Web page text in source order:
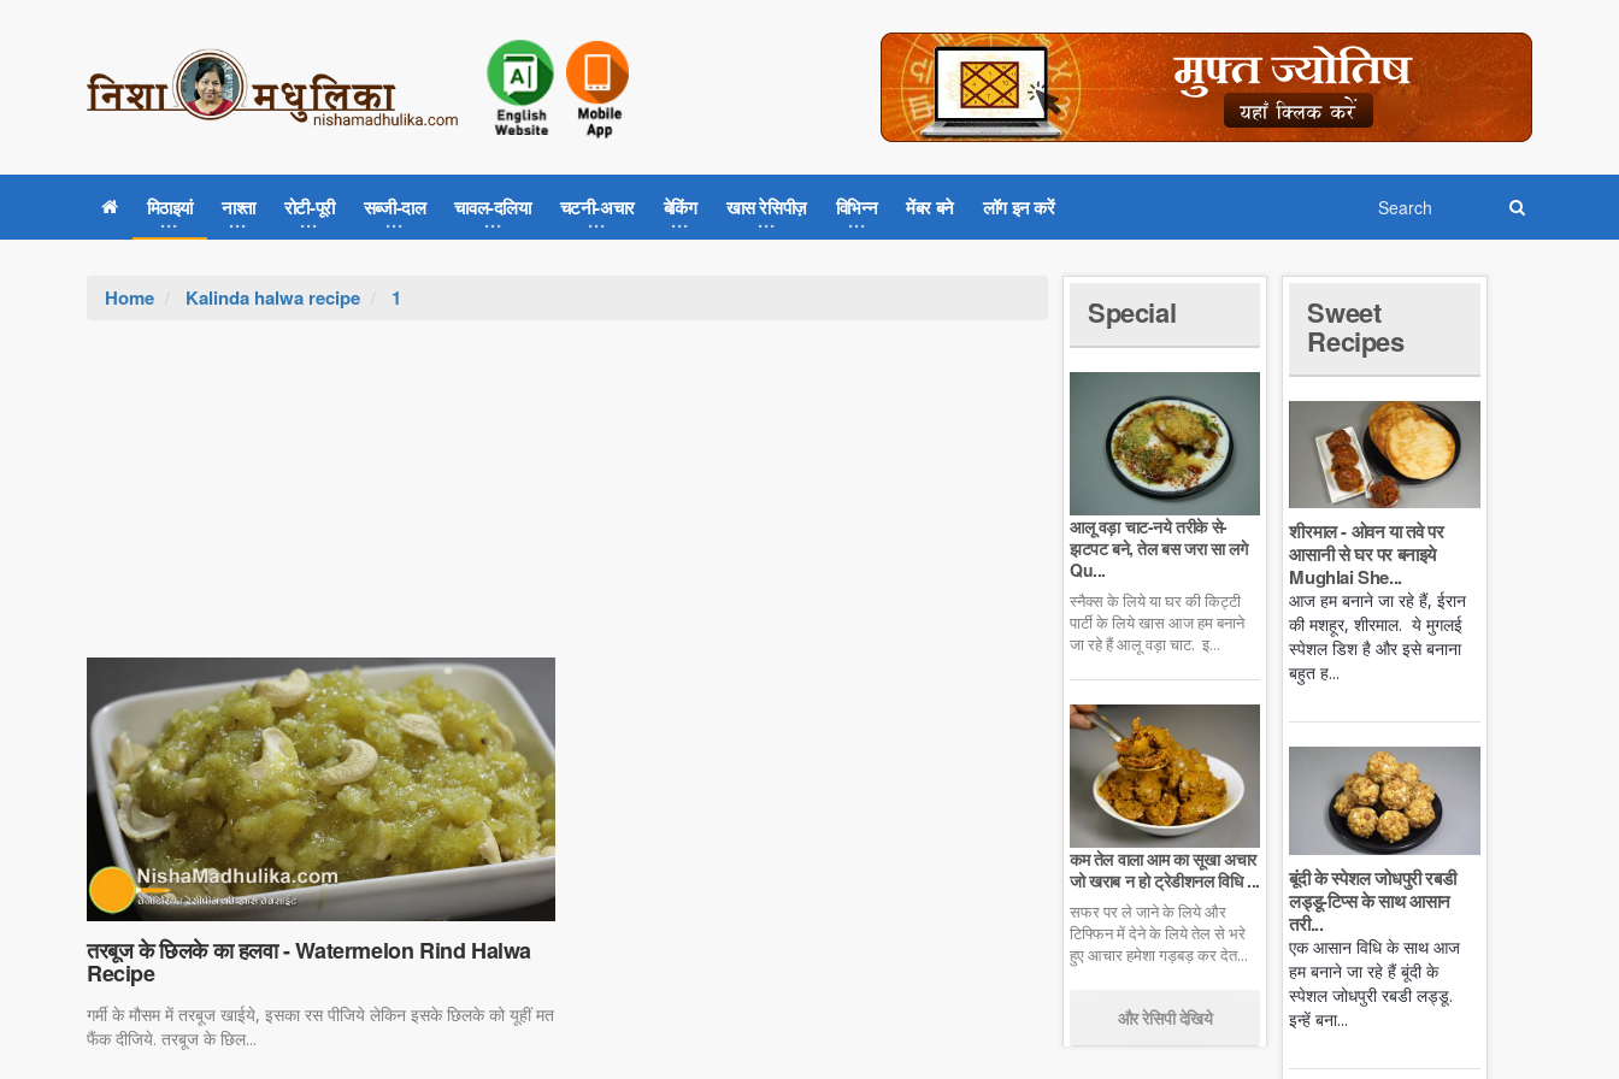
मिठाइयां नाश्ता रोटी-पूरी सब्जी-दाल चावल-दलिया चटनी-अचार बेकिंग खास रेसिपीज़ विभिन्न मेंबर बने लॉग इन करें
Home Kalinda halwa recipe 1
तरबूज के छिलके का हलवा - Watermelon Rind Halwa
Recipe
गर्मी के मौसम में तरबूज खाईये, इसका रस पीजिये लेकिन इसके छिलके को यूहीं मत
फैंक दीजिये. तरबूज के छिल...
Special
आलू वड़ा चाट-नये तरीके से-
झटपट बने, तेल बस जरा सा लगे
Qu...
स्नैक्स के लिये या घर की किट्टी
पार्टी के लिये खास आज हम बनाने
जा रहे हैं आलू वड़ा चाट. इ...
कम तेल वाला आम का सूखा अचार
जो खराब न हो ट्रेडीशनल विधि ...
सफर पर ले जाने के लिये और
टिफ्फिन में देने के लिये तेल से भरे
हुए आचार हमेशा गड़बड़ कर देत...
और रेसिपी देखिये
Sweet
Recipes
शीरमाल - ओवन या तवे पर
आसानी से घर पर बनाइये
Mughlai She...
आज हम बनाने जा रहे हैं, ईरान
की मशहूर, शीरमाल. ये मुगलई
स्पेशल डिश है और इसे बनाना
बहुत ह...
बूंदी के स्पेशल जोधपुरी रबडी
लड्डू-टिप्स के साथ आसान
तरी...
एक आसान विधि के साथ आज
हम बनाने जा रहे हैं बूंदी के
स्पेशल जोधपुरी रबडी लड्डू.
इन्हें बना...